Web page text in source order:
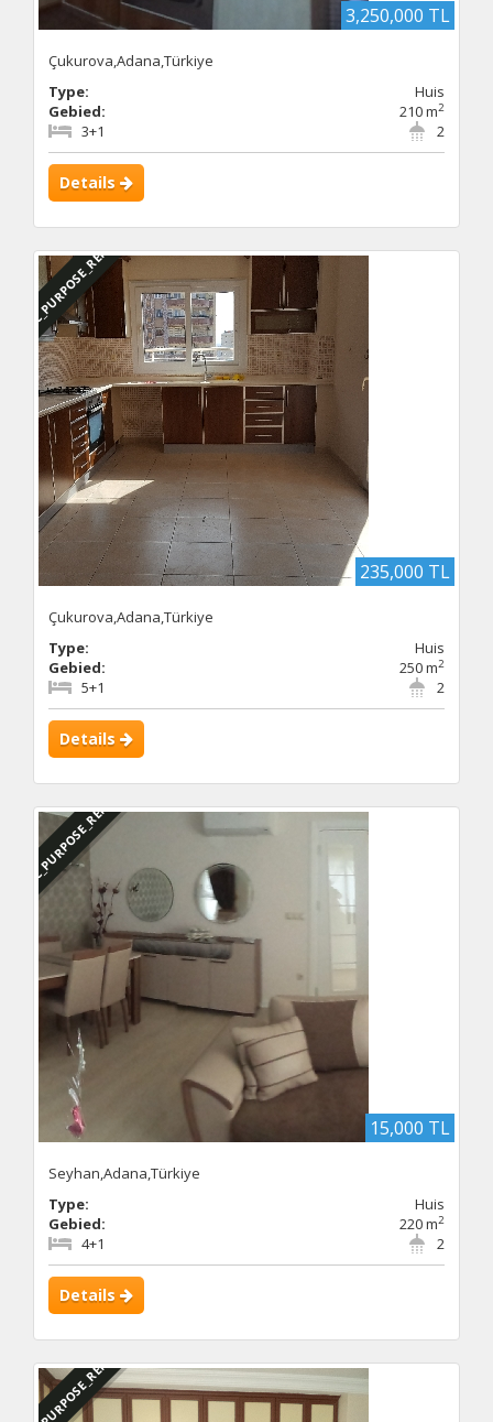
3,250,000 TL
Çukurova,Adana,Türkiye
Type:
Huis
Gebied:
210 m2
2
3+1
Details
DBC_PURPOSE_RENTED
235,000 TL
Çukurova,Adana,Türkiye
Type:
Huis
Gebied:
250 m2
2
5+1
Details
DBC_PURPOSE_RENTED
15,000 TL
Seyhan,Adana,Türkiye
Type:
Huis
Gebied:
220 m2
2
4+1
Details
DBC_PURPOSE_RENTED